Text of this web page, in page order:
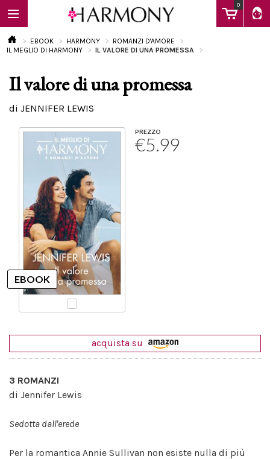
0
EBOOK
EBOOK HARMONY
ROMANZI D'AMORE
IL MEGLIO DI HARMONY
IL VALORE DI UNA PROMESSA
Il valore di una promessa
di JENNIFER LEWIS
PREZZO
€5.99
acquista su
3 ROMANZI
di Jennifer Lewis
Sedotta dall'erede
Per la romantica Annie Sullivan non esiste nulla di più